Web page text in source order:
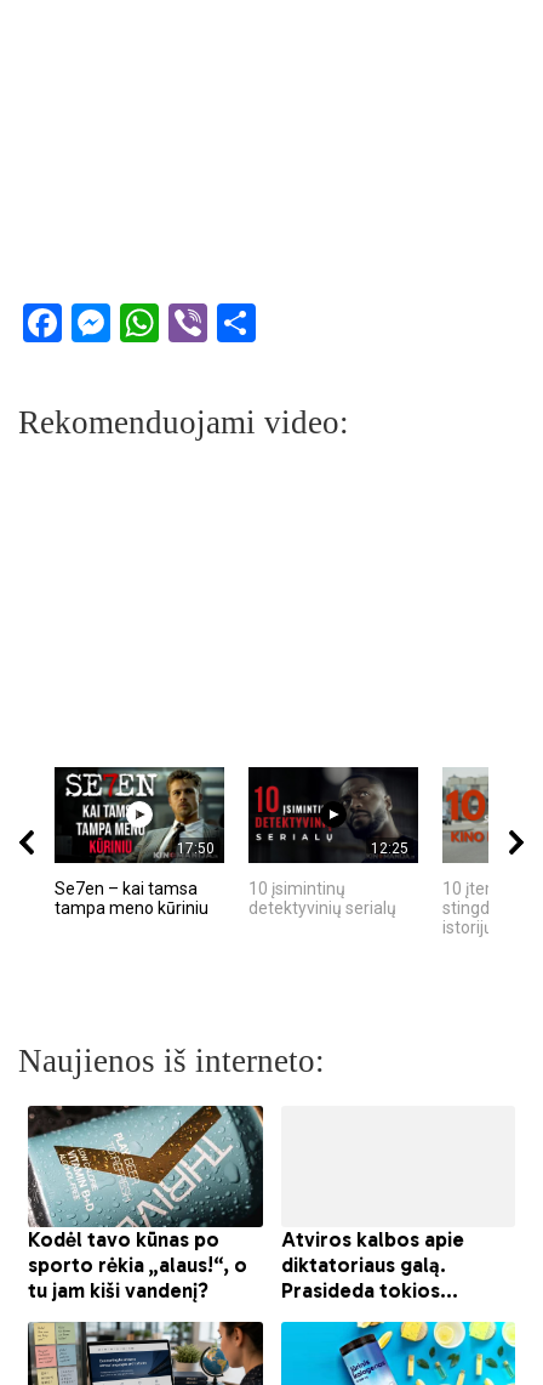
Facebook
Messenger
WhatsApp
Viber
Rekomenduojami video:
17:50
Se7en – kai tamsa
tampa meno kūriniu
12:25
10 įsimintinų
detektyvinių serialų
10 įtemptų,
stingdančių
istorijų
Naujienos iš interneto: